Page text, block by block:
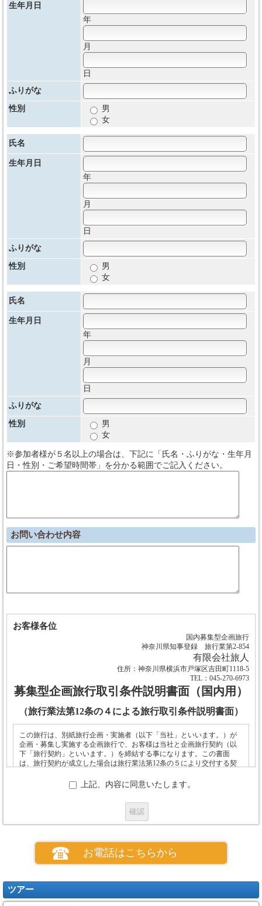
生年月日
年
月
日
ふりがな
性別
男
女
氏名
生年月日
年
月
日
ふりがな
性別
男
女
氏名
生年月日
年
月
日
ふりがな
性別
男
女
※参加者様が５名以上の場合は、下記に「氏名・ふりがな・生年月
日・性別・ご希望時間帯」を分かる範囲でご記入ください。
お問い合わせ内容
お客様各位
国内募集型企画旅行
神奈川県知事登録 旅行業第2-854
有限会社旅人
住所：神奈川県横浜市戸塚区吉田町1118-5
TEL：045-270-6973
募集型企画旅行取引条件説明書面（国内用）
（旅行業法第12条の４による旅行取引条件説明書面）
この旅行は、別紙旅行企画・実施者（以下「当社」といいます。）が
企画・募集し実施する企画旅行で、お客様は当社と企画旅行契約（以
下「旅行契約」といいます。）を締結する事になります。この書面
は、旅行契約が成立した場合は旅行業法第12条の５により交付する契
(２)電話、郵便、ファクシミリその他の通信手段による募集型企画旅行契約
の予約を受け付けます。この場合、予約の時点では契約は成立しておら
ず、旅行者は、当社が予約の承諾の旨を通知した後、当社が定める期間内
通知しなければなりません。
(３) 当社は、お客さまが次の①から⑤のいずれかに該当したときは、お申
込みをお断りすることがあります。
上記、内容に同意いたします。
お電話はこちらから
ツアー